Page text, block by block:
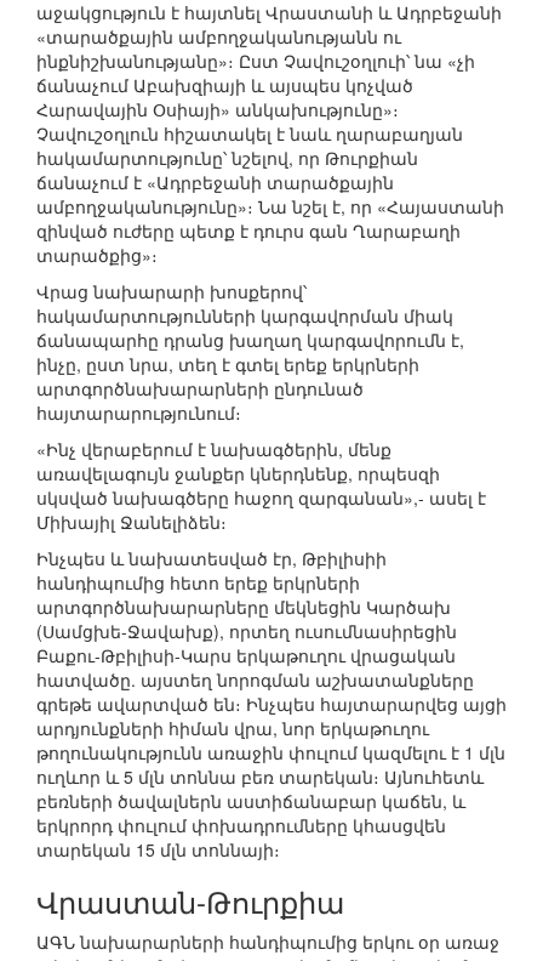
աջակցություն է հայտնել Վրաստանի և Ադրբեջանի
«տարածքային ամբողջականությանն ու
ինքնիշխանությանը»։ Ըստ Չավուշօղլուի՝ նա «չի
ճանաչում Աբախզիայի և այսպես կոչված
Հարավային Օսիայի» անկախությունը»։
Չավուշօղլուն հիշատակել է նաև ղարաբաղյան
հակամարտությունը՝ նշելով, որ Թուրքիան
ճանաչում է «Ադրբեջանի տարածքային
ամբողջականությունը»։ Նա նշել է, որ «Հայաստանի
զինված ուժերը պետք է դուրս գան Ղարաբաղի
տարածքից»։
Վրաց նախարարի խոսքերով՝
հակամարտությունների կարգավորման միակ
ճանապարհը դրանց խաղաղ կարգավորումն է,
ինչը, ըստ նրա, տեղ է գտել երեք երկրների
արտգործնախարարների ընդունած
հայտարարությունում։
«Ինչ վերաբերում է նախագծերին, մենք
առավելագույն ջանքեր կներդնենք, որպեսզի
սկսված նախագծերը հաջող զարգանան»,- ասել է
Միխայիլ Ջանելիձեն։
Ինչպես և նախատեսված էր, Թբիլիսիի
հանդիպումից հետո երեք երկրների
արտգործնախարարները մեկնեցին Կարծախ
(Սամցխե-Ջավախք), որտեղ ուսումնասիրեցին
Բաքու-Թբիլիսի-Կարս երկաթուղու վրացական
հատվածը. այստեղ նորոգման աշխատանքները
գրեթե ավարտված են։ Ինչպես հայտարարվեց այցի
արդյունքների հիման վրա, նոր երկաթուղու
թողունակությունն առաջին փուլում կազմելու է 1 մլն
ուղևոր և 5 մլն տոննա բեռ տարեկան։ Այնուհետև
բեռների ծավալներն աստիճանաբար կաճեն, և
երկրորդ փուլում փոխադրումները կհասցվեն
տարեկան 15 մլն տոննայի։
Վրաստան-Թուրքիա
ԱԳՆ նախարարների հանդիպումից երկու օր առաջ